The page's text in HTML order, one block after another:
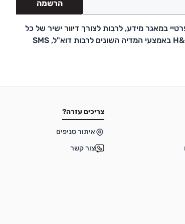
הרשמה
במאגר מידע, לרבות לצורך דיוור ישיר של כל
דבר פרסומת ועדכונים מקבוצת H&O באמצעי המדיה השונים לרבות דוא"ל, SMS
צריכים עזרה?
איתור סניפים
צור קשר